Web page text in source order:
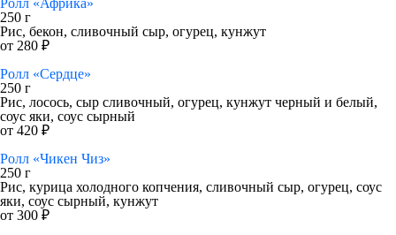
Ролл «Африка»
250 г
Рис, бекон, сливочный сыр, огурец, кунжут
от 280 ₽
Ролл «Сердце»
250 г
Рис, лосось, сыр сливочный, огурец, кунжут черный и белый,
соус яки, соус сырный
от 420 ₽
Ролл «Чикен Чиз»
250 г
Рис, курица холодного копчения, сливочный сыр, огурец, соус
яки, соус сырный, кунжут
от 300 ₽